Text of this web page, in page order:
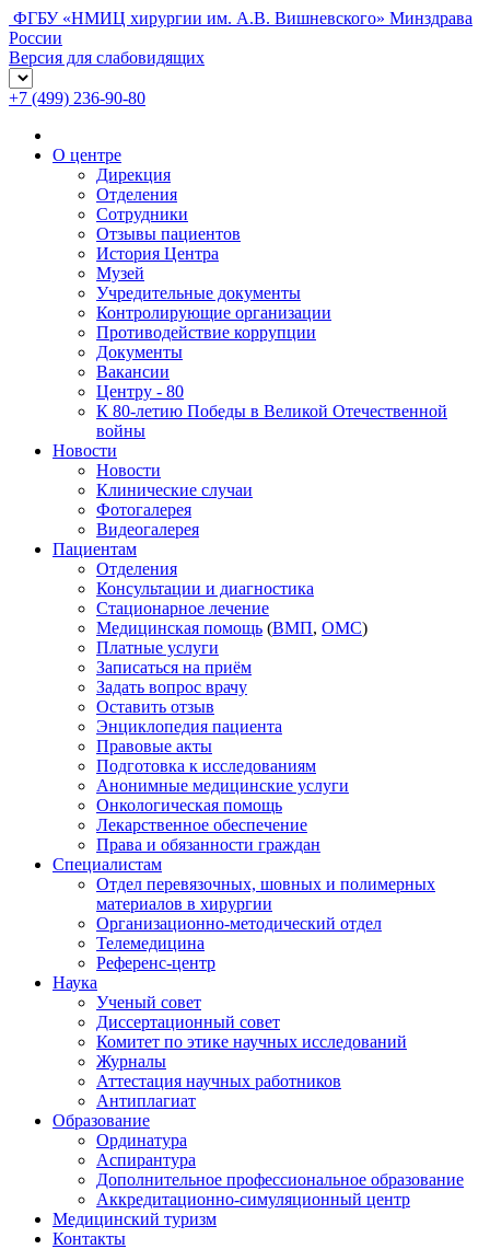
ФГБУ «НМИЦ хирургии им. А.В. Вишневского» Минздрава
России
Версия для слабовидящих
+7 (499) 236-90-80
О центре
Дирекция
Отделения
Сотрудники
Отзывы пациентов
История Центра
Музей
Учредительные документы
Контролирующие организации
Противодействие коррупции
Документы
Вакансии
Центру - 80
К 80-летию Победы в Великой Отечественной
войны
Новости
Новости
Клинические случаи
Фотогалерея
Видеогалерея
Пациентам
Отделения
Консультации и диагностика
Стационарное лечение
Медицинская помощь (ВМП, ОМС)
Платные услуги
Записаться на приём
Задать вопрос врачу
Оставить отзыв
Энциклопедия пациента
Правовые акты
Подготовка к исследованиям
Анонимные медицинские услуги
Онкологическая помощь
Лекарственное обеспечение
Права и обязанности граждан
Специалистам
Отдел перевязочных, шовных и полимерных
материалов в хирургии
Организационно-методический отдел
Телемедицина
Референс-центр
Наука
Ученый совет
Диссертационный совет
Комитет по этике научных исследований
Журналы
Аттестация научных работников
Антиплагиат
Образование
Ординатура
Аспирантура
Дополнительное профессиональное образование
Аккредитационно-симуляционный центр
Медицинский туризм
Контакты